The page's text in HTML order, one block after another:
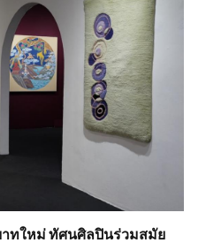
ทใหม่ ทัศนศิลปินร่วมสมัย